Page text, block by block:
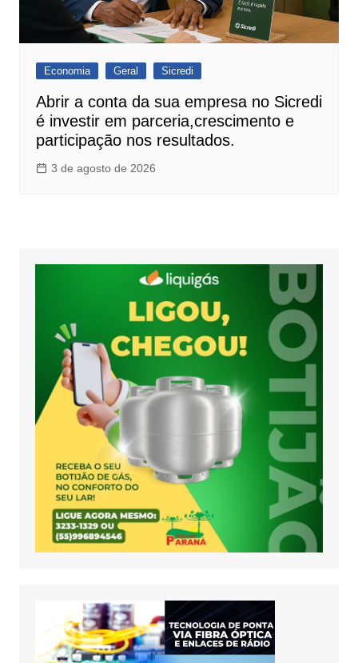
Economia Geral Sicredi
Abrir a conta da sua empresa no Sicredi
é investir em parceria,crescimento e
participação nos resultados.
3 de agosto de 2026